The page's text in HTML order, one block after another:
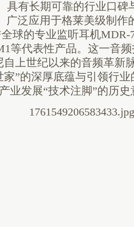
具有长期可靠的行业口碑
广泛应用于格莱美级制作
球的专业监听耳机MDR-
等代表性产品。这一音
自上世纪以来的音频革新
家”的深厚底蕴与引领行
业发展“技术注脚”的历史